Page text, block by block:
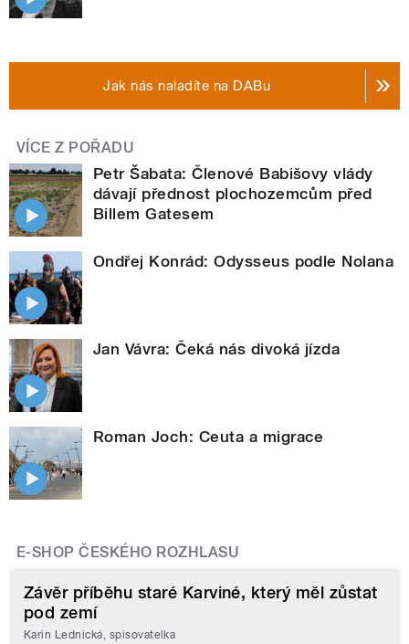
Jak nás naladíte na DABu
VÍCE Z POŘADU
Petr Šabata: Členové Babišovy vlády
dávají přednost plochozemcům před
Billem Gatesem
Ondřej Konrád: Odysseus podle Nolana
Jan Vávra: Čeká nás divoká jízda
Roman Joch: Ceuta a migrace
E-SHOP ČESKÉHO ROZHLASU
Závěr příběhu staré Karviné, který měl zůstat
pod zemí
Karin Lednická, spisovatelka